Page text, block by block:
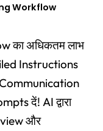
Workflow
का अधिकतम लाभ
Instructions
दें! AI द्वारा
और